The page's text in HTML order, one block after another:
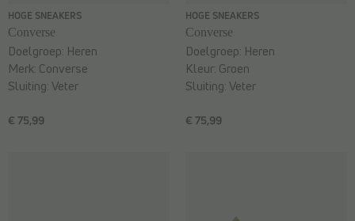
HOGE SNEAKERS
Converse
€ 75,99
Doelgroep: Heren
Merk: Converse
Sluiting:Veter
HOGE SNEAKERS
Converse
€ 75,99
Doelgroep: Heren
Kleur: Groen
Sluiting:Veter